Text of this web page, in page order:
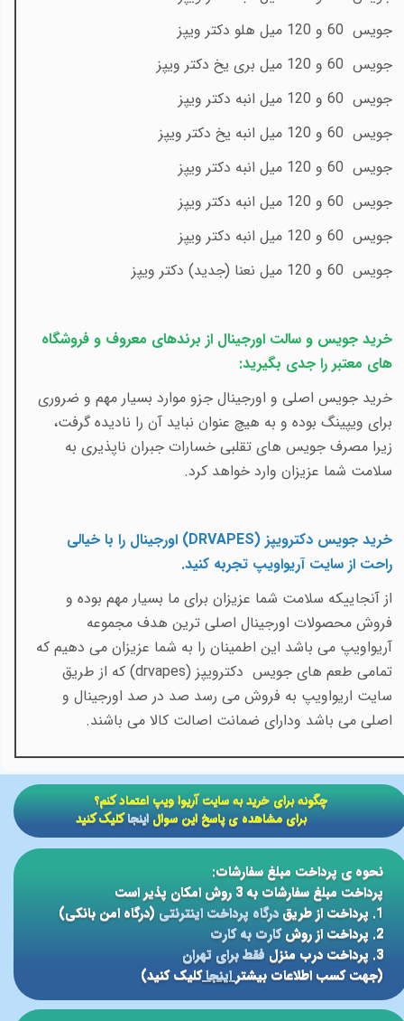
جویس 60 و 120 میل هلو دکتر ویپز
جویس 60 و 120 میل بری یخ دکتر ویپز
جویس 60 و 120 میل انبه دکتر ویپز
جویس 60 و 120 میل انبه یخ دکتر ویپز
جویس 60 و 120 میل انبه دکتر ویپز
جویس 60 و 120 میل انبه دکتر ویپز
جویس 60 و 120 میل انبه دکتر ویپز
جویس 60 و 120 میل نعنا (جدید) دکتر ویپز
خرید جویس و سالت اورجینال از برندهای معروف و فروشگاه
های معتبر را جدی بگیرید:
خرید جویس اصلی و اورجینال جزو موارد بسیار مهم و ضروری
برای ویپینگ بوده و به هیچ عنوان نباید آن را نادیده گرفت،
زیرا مصرف جویس های تقلبی خسارات جبران ناپذیری به
سلامت شما عزیزان وارد خواهد کرد.
خرید جویس دکترویپز (DRVAPES)
اورجینال را با خیالی
راحت از سایت آریواویپ تجربه کنید.
از آنجاییکه سلامت شما عزیزان برای ما بسیار مهم بوده و
فروش محصولات اورجینال اصلی ترین هدف مجموعه
آریواویپ می باشد این اطمینان را به شما عزیزان می دهیم که
تمامی طعم های جویس دکترویپز (drvapes)
که از طریق
سایت اریواویپ به فروش می رسد صد در صد اورجینال و
اصلی می باشد ودارای ضمانت اصالت کالا می باشند.
نحوه ی پرداخت مبلغ سفارشات:
پرداخت مبلغ سفارشات به 3 روش امکان پذیر است
1. پرداخت از طریق
درگاه پرداخت اینترنتی(درگاه امن بانکی)
2. پرداخت از روش
کارت به کارت
3. پرداخت درب منزل
فقط برای تهران
(جهت کسب اطلاعات بیشتر اینجاکلیک کنید)
​​چگونه برای خرید به سایت آریوا ویپ اعتماد کنم؟
برای مشاهده ی پاسخ این سوالاینجاکلیک کنید